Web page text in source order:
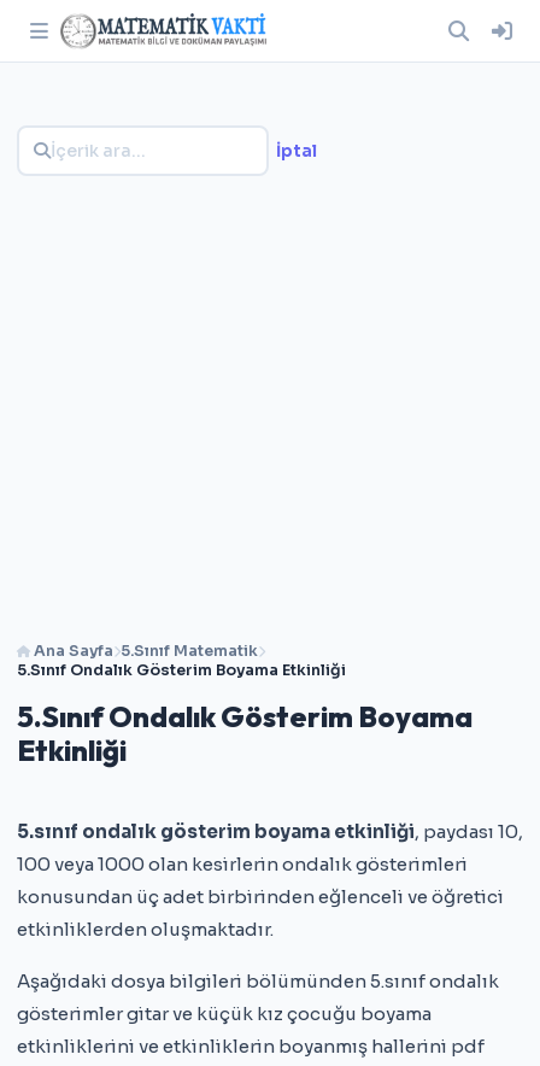
Ana Sayfa 5.Sınıf Matematik
5.Sınıf Ondalık Gösterim Boyama Etkinliği
5.Sınıf Ondalık Gösterim Boyama
Etkinliği
5.sınıf ondalık gösterim boyama etkinliği, paydası 10,
100 veya 1000 olan kesirlerin ondalık gösterimleri
konusundan üç adet birbirinden eğlenceli ve öğretici
etkinliklerden oluşmaktadır.
Aşağıdaki dosya bilgileri bölümünden 5.sınıf ondalık
gösterimler gitar ve küçük kız çocuğu boyama
etkinliklerini ve etkinliklerin boyanmış hallerini pdf
İptal